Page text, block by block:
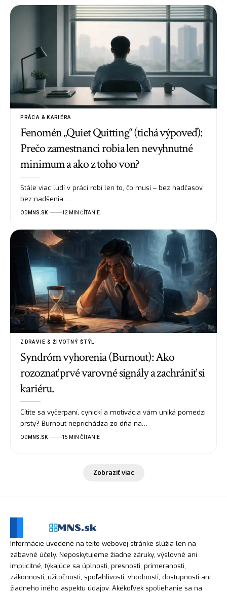
PRÁCA & KARIÉRA
Fenomén „Quiet Quitting“ (tichá výpoveď):
Prečo zamestnanci robia len nevyhnutné
minimum a ako z toho von?
Stále viac ľudí v práci robí len to, čo musí – bez nadčasov,
bez nadšenia.…
OD MNS.SK 12 MIN ČÍTANIE
ZDRAVIE & ŽIVOTNÝ ŠTÝL
Syndróm vyhorenia (Burnout): Ako
rozoznať prvé varovné signály a zachrániť si
kariéru.
Cítite sa vyčerpaní, cynickí a motivácia vám uniká pomedzi
prsty? Burnout neprichádza zo dňa na…
OD MNS.SK 15 MIN ČÍTANIE
Zobraziť viac
Informácie uvedené na tejto webovej stránke slúžia len na
zábavné účely. Neposkytujeme žiadne záruky, výslovné ani
implicitné, týkajúce sa úplnosti, presnosti, primeranosti,
zákonnosti, užitočnosti, spoľahlivosti, vhodnosti, dostupnosti ani
žiadneho iného aspektu údajov. Akékoľvek spoliehanie sa na